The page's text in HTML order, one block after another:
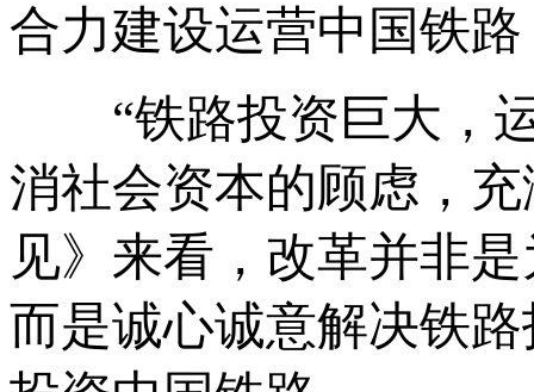
合力建设运营中国铁
“铁路投资巨大，运
消社会资本的顾虑，
见》来看，改革并非
而是诚心诚意解决铁